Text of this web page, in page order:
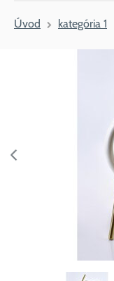
Úvod kategória 1